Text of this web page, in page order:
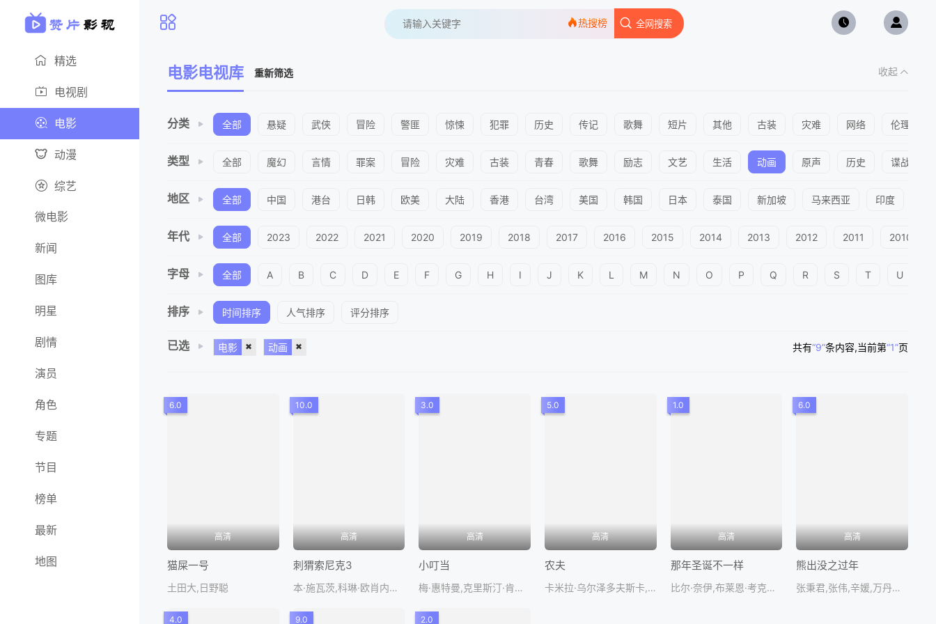
精选
电视剧
电影
动漫
综艺
微电影
新闻
图库
明星
剧情
演员
角色
专题
节目
榜单
最新
地图
全网搜索
热搜榜
电影电视库 重新筛选 收起
分类 全部 悬疑 武侠 冒险 警匪 惊悚 犯罪 历史 传记 歌舞 短片 其他 古装 灾难 网络 伦理
类型 全部 魔幻 言情 罪案 冒险 灾难 古装 青春 歌舞 励志 文艺 生活 动画 原声 历史 谍战
地区 全部 中国 港台 日韩 欧美 大陆 香港 台湾 美国 韩国 日本 泰国 新加坡 马来西亚 印度
年代 全部 2023 2022 2021 2020 2019 2018 2017 2016 2015 2014 2013 2012 2011 2010
字母 全部 A B C D E F G H I J K L M N O P Q R S T U
排序 时间排序 人气排序 评分排序
已选 电影 动画 共有“9”条内容,当前第“1”页
6.0
高清
猫屎一号
土田大,日野聪
10.0
高清
刺猬索尼克3
本·施瓦茨,科琳·欧肖内希,伊德瑞斯·艾尔巴,基努·里维斯,金·凯
3.0
高清
小叮当
梅·惠特曼,克里斯汀·肯诺恩斯,雷文-西蒙尼,刘玉玲,亚美莉卡·费雷
5.0
高清
农夫
卡米拉·乌尔泽多夫斯卡,罗伯特·古拉奇克,米罗斯洛·巴卡,索尼娅·米特利卡,埃瓦·卡斯珀齐
1.0
高清
那年圣诞不一样
比尔·奈伊,布莱恩·考克斯,古兹·可汗,JackWisniewski,ZazieHayhurs
6.0
高清
熊出没之过年
张秉君,张伟,辛媛,万丹青,谭
4.0 9.0 2.0